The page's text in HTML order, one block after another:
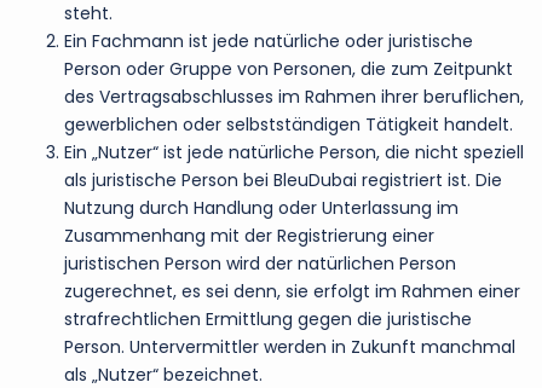
steht.
Ein Fachmann ist jede natürliche oder juristische
Person oder Gruppe von Personen, die zum Zeitpunkt
des Vertragsabschlusses im Rahmen ihrer beruflichen,
gewerblichen oder selbstständigen Tätigkeit handelt.
Ein „Nutzer“ ist jede natürliche Person, die nicht speziell
als juristische Person bei BleuDubai registriert ist. Die
Nutzung durch Handlung oder Unterlassung im
Zusammenhang mit der Registrierung einer
juristischen Person wird der natürlichen Person
zugerechnet, es sei denn, sie erfolgt im Rahmen einer
strafrechtlichen Ermittlung gegen die juristische
Person. Untervermittler werden in Zukunft manchmal
als „Nutzer“ bezeichnet.